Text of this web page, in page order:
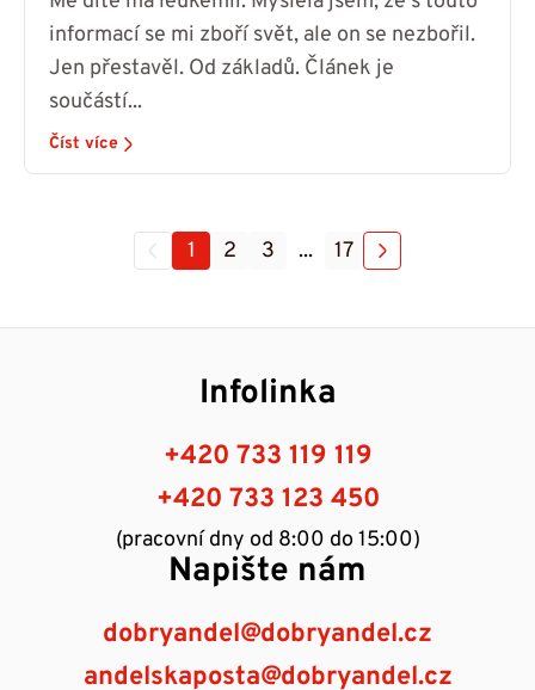
informací se mi zboří svět, ale on se nezbořil.
Jen přestavěl. Od základů. Článek je
součástí...
Číst více
1 2 3 ... 17
Infolinka
+420 733 119 119
+420 733 123 450
(pracovní dny od 8:00 do 15:00)
Napište nám
dobryandel@dobryandel.cz
andelskaposta@dobryandel.cz